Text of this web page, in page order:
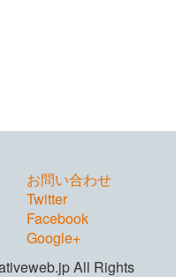
お問い合わせ
Twitter
Facebook
Google+
All Rights